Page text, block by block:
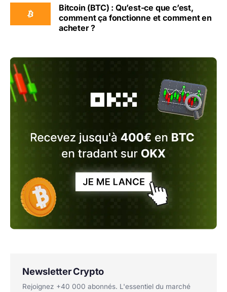
Bitcoin (BTC) : Qu’est-ce que c’est,
comment ça fonctionne et comment en
acheter ?
Newsletter Crypto
Rejoignez +40 000 abonnés. L'essentiel du marché